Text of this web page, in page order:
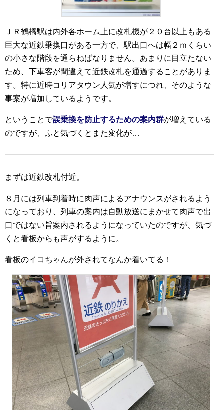
ＪＲ鶴橋駅は内外各ホーム上に改札機が２０台以上もある
巨大な近鉄乗換口がある一方で、駅出口へは幅２ｍくらい
の小さな階段を通らねばなりません。あまりに目立たない
ため、下車客が間違えて近鉄改札を通過することがありま
す。特に近時コリアタウン人気が増すにつれ、そのような
事案が増加しているようです。
ということで誤乗換を防止するための案内群が増えている
のですが、ふと気づくとまた変化が…
まずは近鉄改札付近。
８月には列車到着時に肉声によるアナウンスがされるよう
になっており、列車の案内は自動放送にまかせて肉声で出
口ではない旨案内されるようになっていたのですが、気づ
くと看板からも声がするように。
看板のイコちゃんが外されてなんか着いてる！